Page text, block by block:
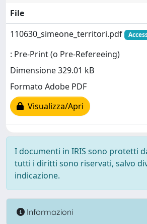
File
110630_simeone_territori.pdf
: Pre-Print (o Pre-Refereeing)
Dimensione 329.01 kB
Formato Adobe PDF
Visualizza/Apri
I documenti in IRIS sono protetti
tutti i diritti sono riservati, salvo
indicazione.
Informazioni